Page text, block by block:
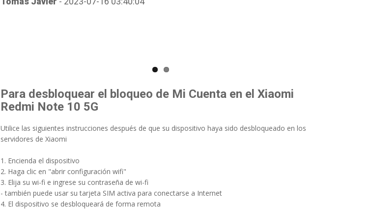
Para desbloquear el bloqueo de Mi Cuenta en el Xiaomi
Redmi Note 10 5G
Utilice las siguientes instrucciones después de que su dispositivo haya sido desbloqueado en los
servidores de Xiaomi
1. Encienda el dispositivo
2. Haga clic en "abrir configuración wifi"
3. Elija su wi-fi e ingrese su contraseña de wi-fi
- también puede usar su tarjeta SIM activa para conectarse a Internet
4. El dispositivo se desbloqueará de forma remota